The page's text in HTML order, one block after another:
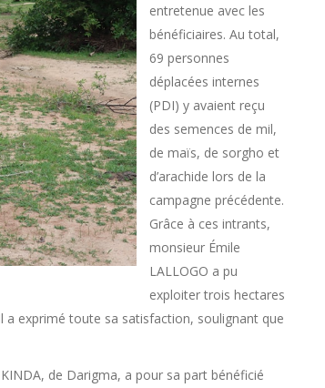
entretenue avec les
bénéficiaires. Au total,
69 personnes
déplacées internes
(PDI) y avaient reçu
des semences de mil,
de maïs, de sorgho et
d’arachide lors de la
campagne précédente.
Grâce à ces intrants,
monsieur Émile
LALLOGO a pu
exploiter trois hectares
exprimé toute sa satisfaction, soulignant que
de Darigma, a pour sa part bénéficié